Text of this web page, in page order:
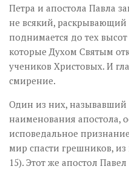
Петра и апостола Павла
не всякий,
поднимается до тех
которые Духом Святым
учеников Христовых. И
смирение.
Один из них, называвший
наименования апостола,
исповедальное
мир спасти грешников,
15). Этот же апостол